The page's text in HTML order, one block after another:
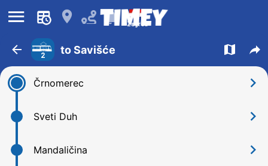
󰍜 󰍎 󰂚 Zagreb
󰁍 2 to Savišće 󰍍 󰒖
Črnomerec 󰅂
Sveti Duh 󰅂
Mandaličina 󰅂